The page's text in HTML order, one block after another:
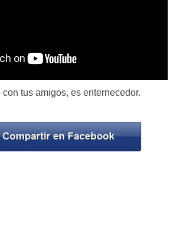
tus amigos, es enternecedor.